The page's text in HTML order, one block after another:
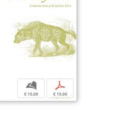
b
€ 15,00
p
€ 15,00